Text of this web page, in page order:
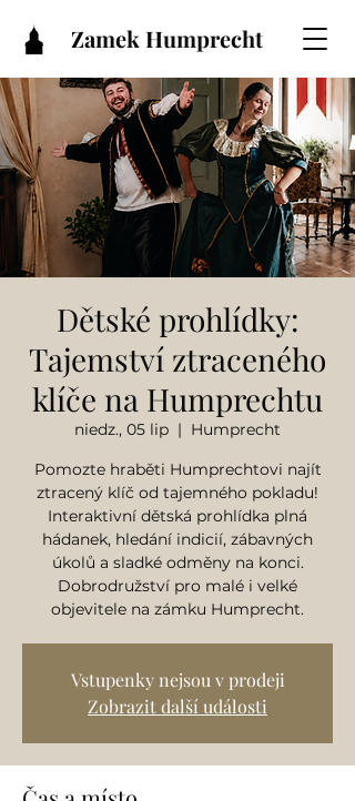
Zamek Humprecht
Dětské prohlídky:
Tajemství ztraceného
klíče na Humprechtu
niedz., 05 lip
  |
Humprecht
Pomozte hraběti Humprechtovi najít
ztracený klíč od tajemného pokladu!
Interaktivní dětská prohlídka plná
hádanek, hledání indicií, zábavných
úkolů a sladké odměny na konci.
Dobrodružství pro malé i velké
objevitele na zámku Humprecht.
Vstupenky nejsou v prodeji
Zobrazit další události